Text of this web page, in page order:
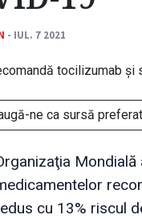
- IUL. 7 2021
ne ca sursă
cu 13% riscul